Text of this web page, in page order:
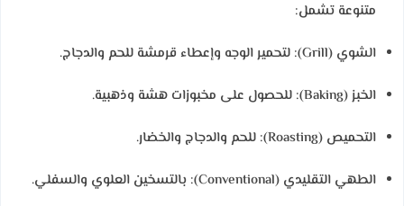
متنوعة تشمل:
الشوي (Grill): لتحمير الوجه وإعطاء قرمشة للحم والدجاج.
الخبز (Baking): للحصول على مخبوزات هشة وذهبية.
التحميص (Roasting): للحم والدجاج والخضار.
الطهي التقليدي (Conventional): بالتسخين العلوي والسفلي.